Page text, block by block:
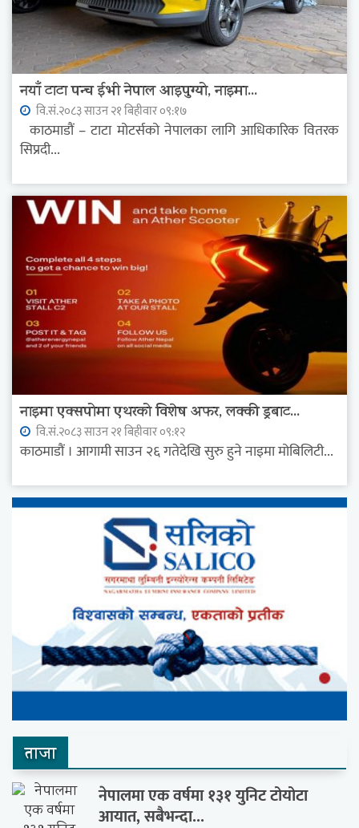
नयाँ टाटा पन्च ईभी नेपाल आइपुग्यो, नाइमा...
वि.सं.२०८३ साउन २१ बिहीवार ०९:१७
काठमाडौं – टाटा मोटर्सको नेपालका लागि आधिकारिक वितरक
सिप्रदी...
नाइमा एक्सपोमा एथरको विशेष अफर, लक्की ड्रबाट...
वि.सं.२०८३ साउन २१ बिहीवार ०९:१२
काठमाडौं । आगामी साउन २६ गतेदेखि सुरु हुने नाइमा मोबिलिटी...
ताजा
नेपालमा एक वर्षमा १३१ युनिट टोयोटा
आयात, सबैभन्दा...